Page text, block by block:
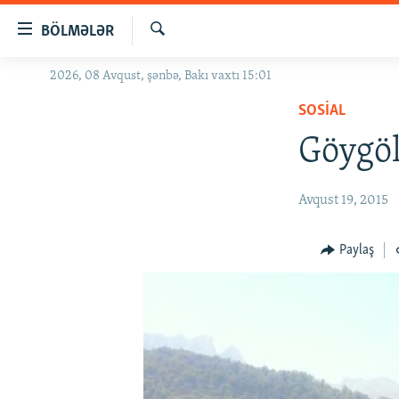
BÖLMƏLƏR
GÜNDƏM
Axtar
2026, 08 Avqust, şənbə, Bakı vaxtı 15:01
SOSIAL
Avqust 19, 2015
Paylaş